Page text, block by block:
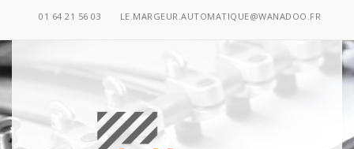
01 64 21 56 03 LE.MARGEUR.AUTOMATIQUE@WANADOO.FR